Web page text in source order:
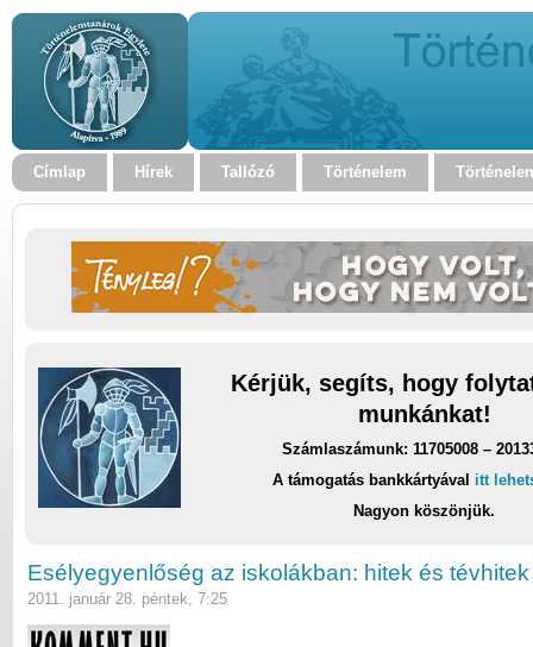
Címlap Hírek Tallózó Történelem
Kérjük, segíts, hogy
munkánkat!
Számlaszámunk: 11705008 –
A támogatás bankkártyával itt
Nagyon köszönjük.
Esélyegyenlőség az iskolákban: hitek és tévhitek
2011. január 28. péntek, 7:25